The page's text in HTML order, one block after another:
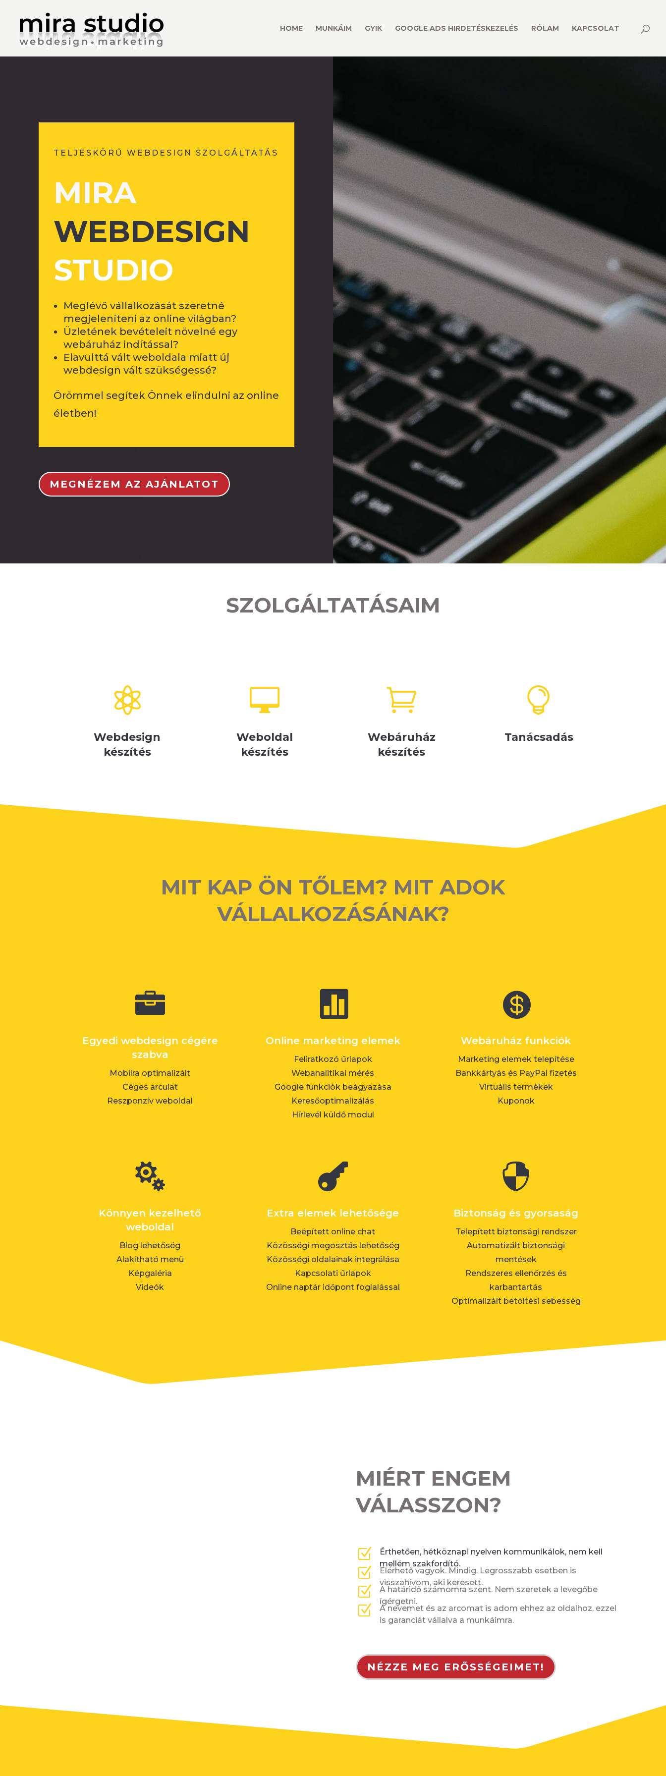
HOME MUNKÁIM GYIK GOOGLE ADS HIRDETÉSKEZELÉS RÓLAM KAPCSOLAT
TELJESKÖRŰ WEBDESIGN SZOLGÁLTATÁS
MIRA
WEBDESIGN
STUDIO
Meglévő vállalkozását szeretné
megjeleníteni az online világban?
Üzletének bevételeit növelné egy
webáruház indítással?
Elavulttá vált weboldala miatt új
webdesign vált szükségessé?
Örömmel segítek Önnek elindulni az online
életben!
MEGNÉZEM AZ AJÁNLATOT
SZOLGÁLTATÁSAIM

Webdesign
készítés

Weboldal
készítés

Webáruház
készítés

Tanácsadás
MIT KAP ÖN TŐLEM? MIT ADOK
VÁLLALKOZÁSÁNAK?

Egyedi webdesign cégére
szabva
Mobilra optimalizált
Céges arculat
Reszponzív weboldal

Online marketing elemek
Feliratkozó űrlapok
Webanalitikai mérés
Google funkciók beágyazása
Keresőoptimalizálás
Hírlevél küldő modul

Webáruház funkciók
Marketing elemek telepítése
Bankkártyás és PayPal fizetés
Virtuális termékek
Kuponok

Könnyen kezelhető
weboldal
Blog lehetőség
Alakítható menü
Képgaléria
Videók

Extra elemek lehetősége
Beépített online chat
Közösségi megosztás lehetőség
Közösségi oldalainak integrálása
Kapcsolati űrlapok
Online naptár időpont foglalással

Biztonság és gyorsaság
Telepített biztonsági rendszer
Automatizált biztonsági
mentések
Rendszeres ellenőrzés és
karbantartás
Optimalizált betöltési sebesség
MIÉRT ENGEM
VÁLASSZON?
Z
Érthetően, hétköznapi nyelven kommunikálok, nem kell
mellém szakfordító.
Z
Elérhető vagyok. Mindig. Legrosszabb esetben is
visszahívom, aki keresett.
Z
A határidő számomra szent. Nem szeretek a levegőbe
ígérgetni.
Z
A nevemet és az arcomat is adom ehhez az oldalhoz, ezzel
is garanciát vállalva a munkáimra.
NÉZZE MEG ERŐSSÉGEIMET!